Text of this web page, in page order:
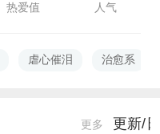
热爱值 人气
虐心催泪 治愈系
更多 更新/